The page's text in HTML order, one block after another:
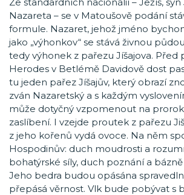
Nazareta – se v Matoušově podání
formule. Nazaret, jehož jméno
jako „výhonkov“ se stává živnou
tedy výhonek z pařezu Jíšajova. Před
Herodes v Betlémě Davidově dost
tu jeden pařez Jíšajův, který obrazí
zván Nazaretský a s každým
může dotyčný vzpomenout na
zaslíbení. I vzejde proutek z pařezu
z jeho kořenů vydá ovoce. Na něm
Hospodinův: duch moudrosti a
bohatýrské síly, duch poznání a
Jeho bedra budou opásána
přepásá věrnost. Vlk bude pobývat s